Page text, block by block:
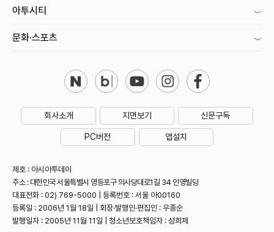
아투시티
문화·스포츠
회사소개 지면보기 신문구독
PC버전 앱설치
제호 : 아시아투데이
주소 : 대한민국 서울특별시 영등포구 의사당대로1길 34 인영빌딩
대표전화 : 02) 769-5000 | 등록번호 : 서울 아00160
등록일 : 2006년 1월 18일 | 회장·발행인·편집인 : 우종순
발행일자 : 2005년 11월 11일 | 청소년보호책임자 : 성희제